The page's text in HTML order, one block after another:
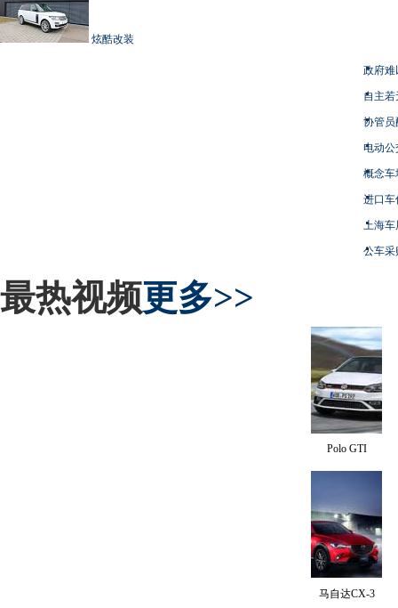
炫酷改装
政府难
自主
协管员
电动
概念车
进口车
上海
公车采
最热视频更多>>
Polo GTI
马自达CX-3